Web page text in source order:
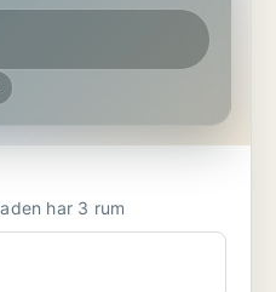
i Sigtuna Bostaden har 3 rum